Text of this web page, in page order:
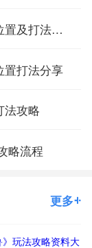
《艾尔登法环》BOSS恶兆玛尔基特位置及打法一览
置打法分享
法攻略
略流程
更多